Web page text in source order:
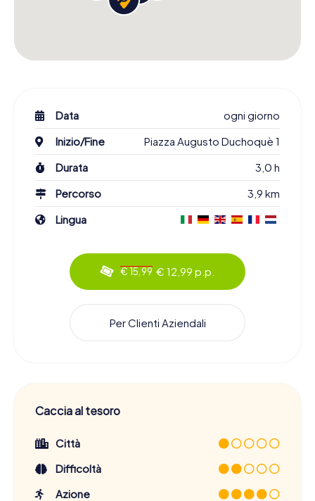
Data
ogni giorno
Inizio/Fine
Piazza Augusto Duchoquè 1
Durata
3,0 h
Percorso
3,9 km
Lingua
€ 15,99 € 12,99 p.p.
Per Clienti Aziendali
Caccia al tesoro
Città
Difficoltà
Azione